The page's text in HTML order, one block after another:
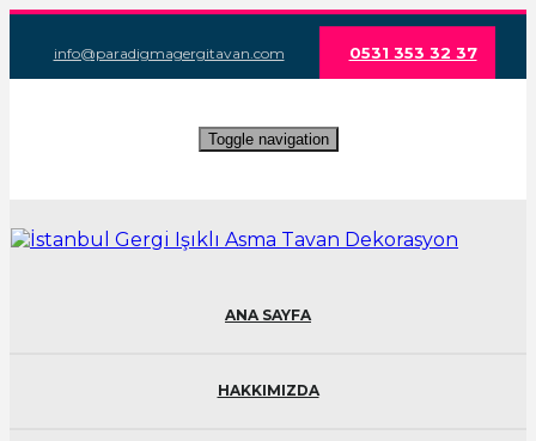
info@paradigmagergitavan.com 0531 353 32 37
Toggle navigation
ANA SAYFA
HAKKIMIZDA